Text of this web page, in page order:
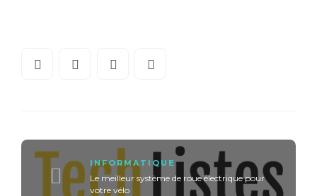
INFORMATIQUE
Le meilleur système de roue électrique pour
votre vélo